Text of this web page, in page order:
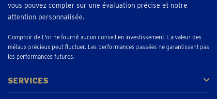
vous pouvez compter sur une évaluation précise et notre
attention personnalisée.
Comptoir de L'or ne fournit aucun conseil en investissement. La valeur des
métaux précieux peut fluctuer. Les performances passées ne garantissent pas
les performances futures.
SERVICES
Acheter
Vendre
Vente aux enchères